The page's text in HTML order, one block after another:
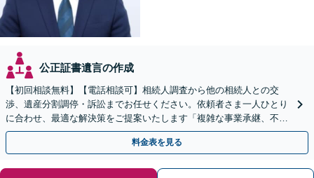
公正証書遺言の作成
【初回相談無料】【電話相談可】相続人調査から他の相続人との交
渉、遺産分割調停・訴訟までお任せください。依頼者さま一人ひとり
に合わせ、最適な解決策をご提案いたします「複雑な事業承継、不動
産相続などにも対応」【完全個室対応】【休日・夜間相談可】
料金表を見る